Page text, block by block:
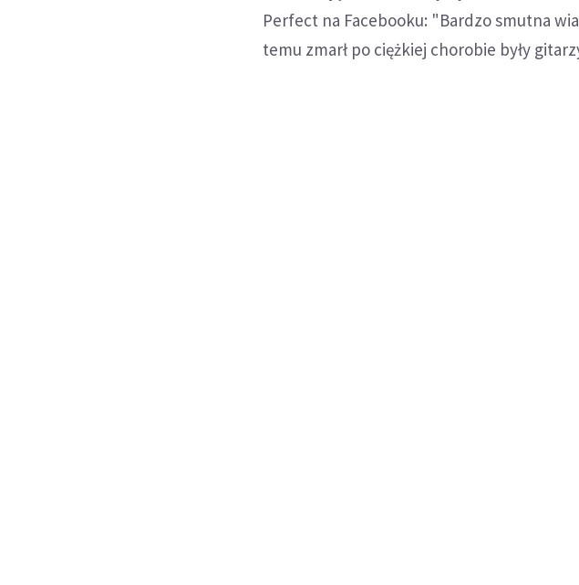
Perfect na Facebooku: "Bardzo smutna
temu zmarł po ciężkiej chorobie były